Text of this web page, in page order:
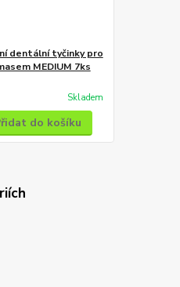
dentální tyčinky pro
MEDIUM 7ks
Skladem
do košíku